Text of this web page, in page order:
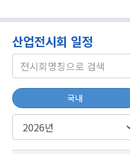
산업전시회 일정
국내